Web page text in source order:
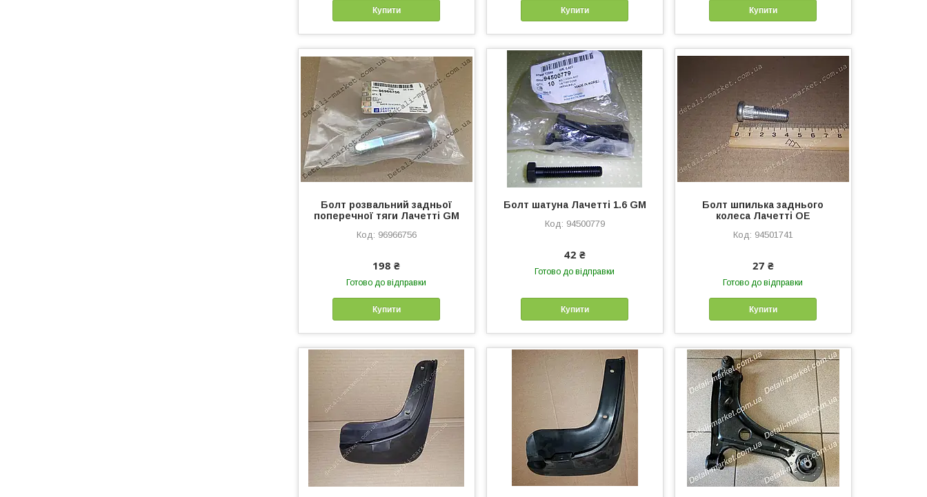
Купити Купити Купити
Болт розвальний задньої
поперечної тяги Лачетті GM
96966756
198 ₴
Готово до відправки
Купити
Болт шатуна Лачетті 1.6 GM
94500779
42 ₴
Готово до відправки
Купити
Болт шпилька заднього
колеса Лачетті ОЕ
94501741
27 ₴
Готово до відправки
Купити